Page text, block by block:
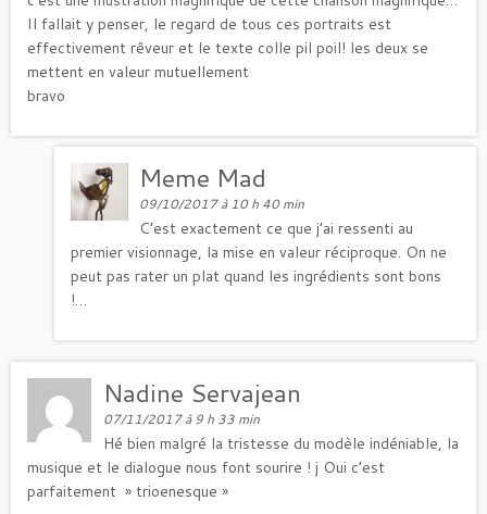
Il fallait y penser, le regard de tous ces portraits est
effectivement rêveur et le texte colle pil poil! les deux se
mettent en valeur mutuellement
bravo
Meme Mad
09/10/2017 à 10 h 40 min
C’est exactement ce que j’ai ressenti au
premier visionnage, la mise en valeur réciproque. On ne
peut pas rater un plat quand les ingrédients sont bons
!…
Nadine Servajean
07/11/2017 à 9 h 33 min
Hé bien malgré la tristesse du modèle indéniable, la
musique et le dialogue nous font sourire ! j Oui c’est
parfaitement » trioenesque »